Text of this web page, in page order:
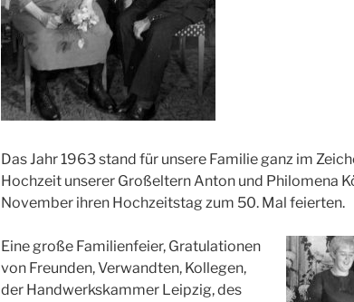
Das Jahr 1963 stand für unsere Familie ganz im
Hochzeit unserer Großeltern Anton und Philomena
November ihren Hochzeitstag zum 50. Mal feierten.
Eine große Familienfeier, Gratulationen
von Freunden, Verwandten, Kollegen,
der Handwerkskammer Leipzig, des